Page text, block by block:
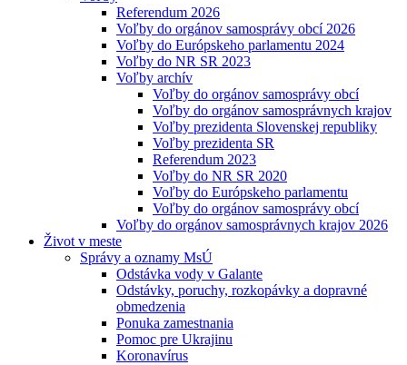
Referendum 2026
Voľby do orgánov samosprávy obcí 2026
Voľby do Európskeho parlamentu 2024
Voľby do NR SR 2023
Voľby archív
Voľby do orgánov samosprávy obcí
Voľby do orgánov samosprávnych krajov
Voľby prezidenta Slovenskej republiky
Voľby prezidenta SR
Referendum 2023
Voľby do NR SR 2020
Voľby do Európskeho parlamentu
Voľby do orgánov samosprávy obcí
Voľby do orgánov samosprávnych krajov 2026
Život v meste
Správy a oznamy MsÚ
Odstávka vody v Galante
Odstávky, poruchy, rozkopávky a dopravné
obmedzenia
Ponuka zamestnania
Pomoc pre Ukrajinu
Koronavírus